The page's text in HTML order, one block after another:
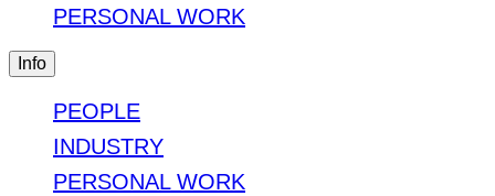
PERSONAL WORK
Info
PEOPLE
INDUSTRY
PERSONAL WORK